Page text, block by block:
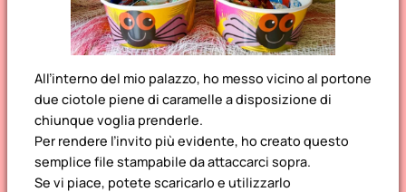
All’interno del mio palazzo, ho messo vicino al portone
due ciotole piene di caramelle a disposizione di
chiunque voglia prenderle.
Per rendere l’invito più evidente, ho creato questo
semplice file stampabile da attaccarci sopra.
Se vi piace, potete scaricarlo e utilizzarlo